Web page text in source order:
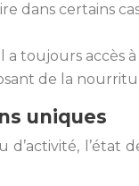
dans certains
toujours accès
de la
uniques
d’activité,